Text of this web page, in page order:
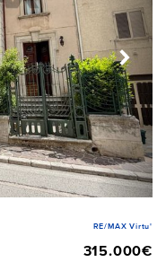
RE/MAX Virtu'
315.000€